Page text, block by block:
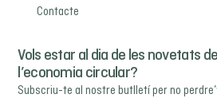
Contacte
Vols estar al dia de les novetats
l’economia circular?
Subscriu-te al nostre butlletí per no